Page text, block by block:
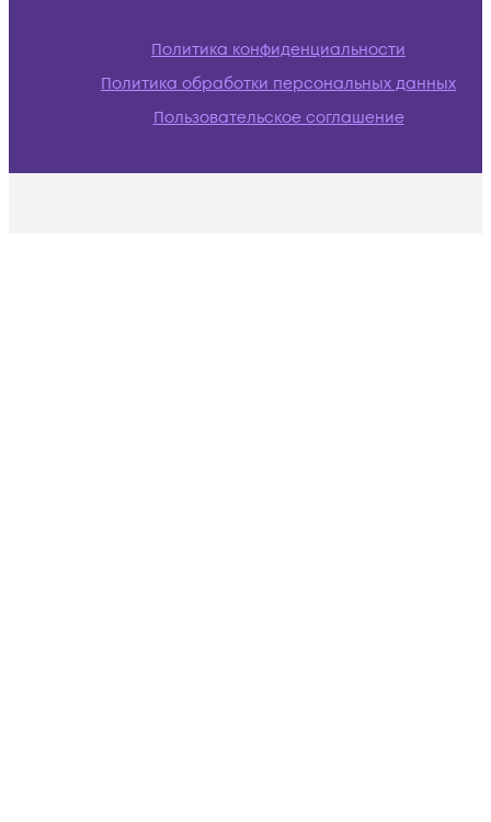
Политика конфиденциальности
Политика обработки персональных данных
Пользовательское соглашение